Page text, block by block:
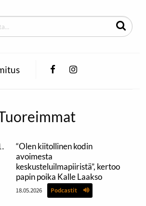
FacebookInstagram
“Olen kiitollinen kodin
avoimesta
keskusteluilmapiiristä”, kertoo
papin poika Kalle Laakso
18.05.2026 Podcastit